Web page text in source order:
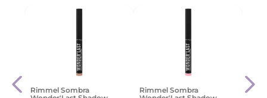
Rimmel Sombra
Rimmel Sombra